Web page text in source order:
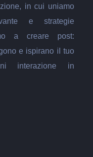
in cui uniamo
e strategie
a creare post:
e ispirano il tuo
interazione in